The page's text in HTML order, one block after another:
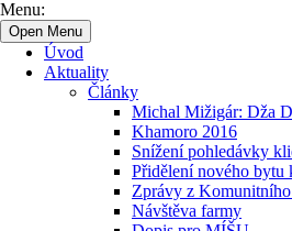
Menu:
Open Menu
Úvod
Aktuality
Články
Michal Mižigár: Dža
Khamoro 2016
Snížení pohledávky
Přidělení nového bytu
Zprávy z
Návštěva farmy